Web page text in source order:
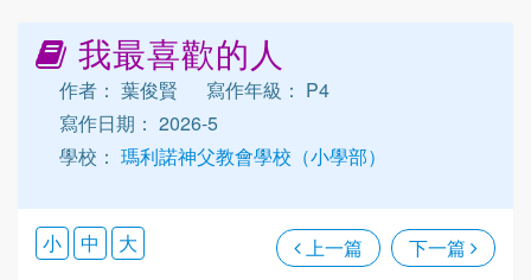
我最喜歡的人
作者： 葉俊賢
寫作年級： P4
寫作日期： 2026-5
學校： 瑪利諾神父教會學校（小學部）
上一篇 下一篇
小 中 大